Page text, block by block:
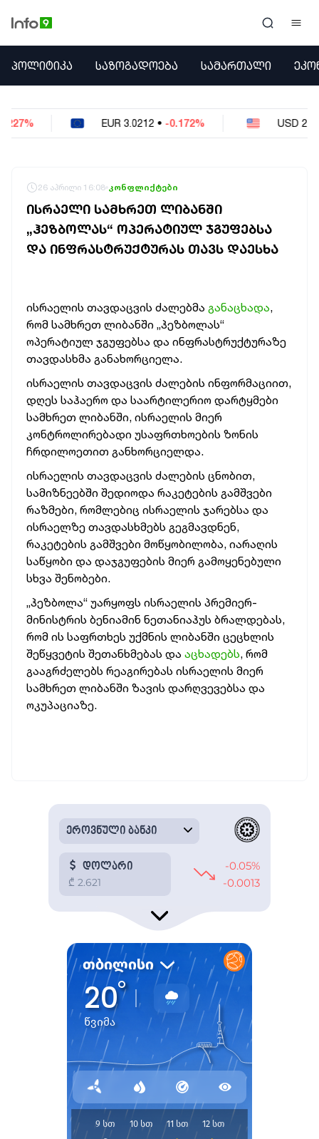
ᲞᲝᲚᲘᲢᲘᲙᲐ
ᲔᲙᲝᲜᲝᲛᲘᲙᲐ
ᲣᲪᲮᲝᲔᲗᲘ
ᲐᲛᲘᲜᲓᲘ
ᲡᲐᲛᲮᲔᲓᲠᲝ
ᲠᲔᲒᲘᲝᲜᲘ
ᲞᲐᲠᲚᲐᲛᲔᲜᲢᲘ
ᲞᲝᲚᲘᲢᲘᲙᲐ ᲡᲐᲖᲝᲒᲐᲓᲝᲔᲑᲐ ᲡᲐᲛᲐᲠᲗᲐᲚᲘ
3.0212 -0.172% USD 2.621 -0.05%
26 აპრილი 16:08 კონფლიქტები
ᲘᲡᲠᲐᲔᲚᲘ ᲡᲐᲛᲮᲠᲔᲗ ᲚᲘᲑᲐᲜᲨᲘ
„ᲰᲔᲖᲑᲝᲚᲐᲡ“ ᲝᲞᲔᲠᲐᲢᲘᲣᲚ ᲯᲒᲣᲤᲔᲑᲡᲐ
ᲓᲐ ᲘᲜᲤᲠᲐᲡᲢᲠᲣᲥᲢᲣᲠᲐᲡ ᲗᲐᲕᲡ ᲓᲐᲔᲡᲮᲐ
ისრაელის თავდაცვის ძალებმა განაცხადა,
რომ სამხრეთ ლიბანში „ჰეზბოლას“
ოპერატიულ ჯგუფებსა და ინფრასტრუქტურაზე
თავდასხმა განახორციელა.
ისრაელის თავდაცვის ძალების ინფორმაციით,
დღეს საჰაერო და საარტილერიო დარტყმები
სამხრეთ ლიბანში, ისრაელის მიერ
კონტროლირებადი უსაფრთხოების ზონის
ჩრდილოეთით განხორციელდა.
ისრაელის თავდაცვის ძალების ცნობით,
სამიზნეებში შედიოდა რაკეტების გამშვები
რაზმები, რომლებიც ისრაელის ჯარებსა და
ისრაელზე თავდასხმებს გეგმავდნენ,
რაკეტების გამშვები მოწყობილობა, იარაღის
საწყობი და დაჯგუფების მიერ გამოყენებული
სხვა შენობები.
„ჰეზბოლა“ უარყოფს ისრაელის პრემიერ-
მინისტრის ბენიამინ ნეთანიაჰუს ბრალდებას,
რომ ის საფრთხეს უქმნის ლიბანში ცეცხლის
შეწყვეტის შეთანხმებას და აცხადებს, რომ
გააგრძელებს რეაგირებას ისრაელის მიერ
სამხრეთ ლიბანში ზავის დარღვევებსა და
ოკუპაციაზე.